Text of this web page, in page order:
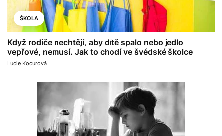
ŠKOLA
Když rodiče nechtějí, aby dítě spalo nebo jedlo
vepřové, nemusí. Jak to chodí ve švédské školce
Lucie Kocurová